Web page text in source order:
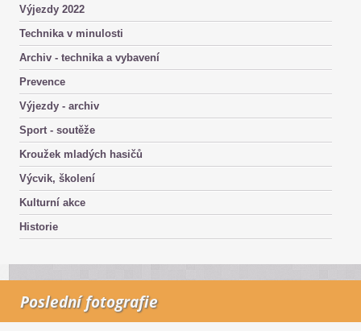
Výjezdy 2022
Technika v minulosti
Archiv - technika a vybavení
Prevence
Výjezdy - archiv
Sport - soutěže
Kroužek mladých hasičů
Výcvik, školení
Kulturní akce
Historie
Poslední fotografie